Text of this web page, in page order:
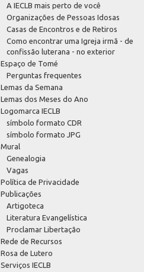
A IECLB mais perto de você
Organizações de Pessoas Idosas
Casas de Encontros e de Retiros
Como encontrar uma Igreja irmã - de
confissão luterana - no exterior
Espaço de Tomé
Perguntas frequentes
Lemas da Semana
Lemas dos Meses do Ano
Logomarca IECLB
símbolo formato CDR
símbolo formato JPG
Mural
Genealogia
Vagas
Política de Privacidade
Publicações
Artigoteca
Literatura Evangelística
Proclamar Libertação
Rede de Recursos
Rosa de Lutero
Serviços IECLB